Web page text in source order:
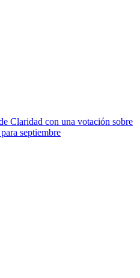
Claridad con una votación sobre
septiembre